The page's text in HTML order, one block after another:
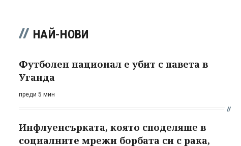
НАЙ-НОВИ
Футболен национал е убит с павета в
Уганда
преди 5 мин
Инфлуенсърката, която споделяше в
социалните мрежи борбата си с рака,